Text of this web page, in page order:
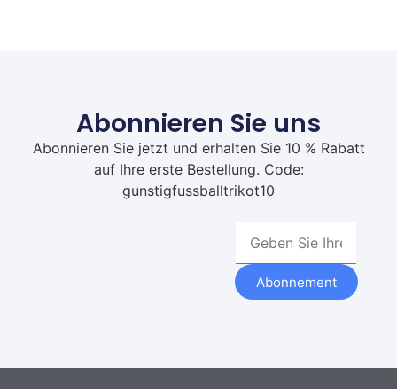
Abonnieren Sie uns
Abonnieren Sie jetzt und erhalten Sie 10 % Rabatt
auf Ihre erste Bestellung. Code:
gunstigfussballtrikot10
Abonnement